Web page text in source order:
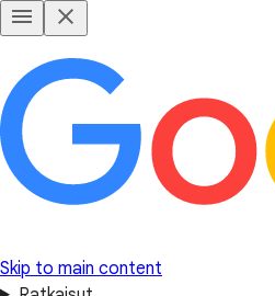
Skip to main content